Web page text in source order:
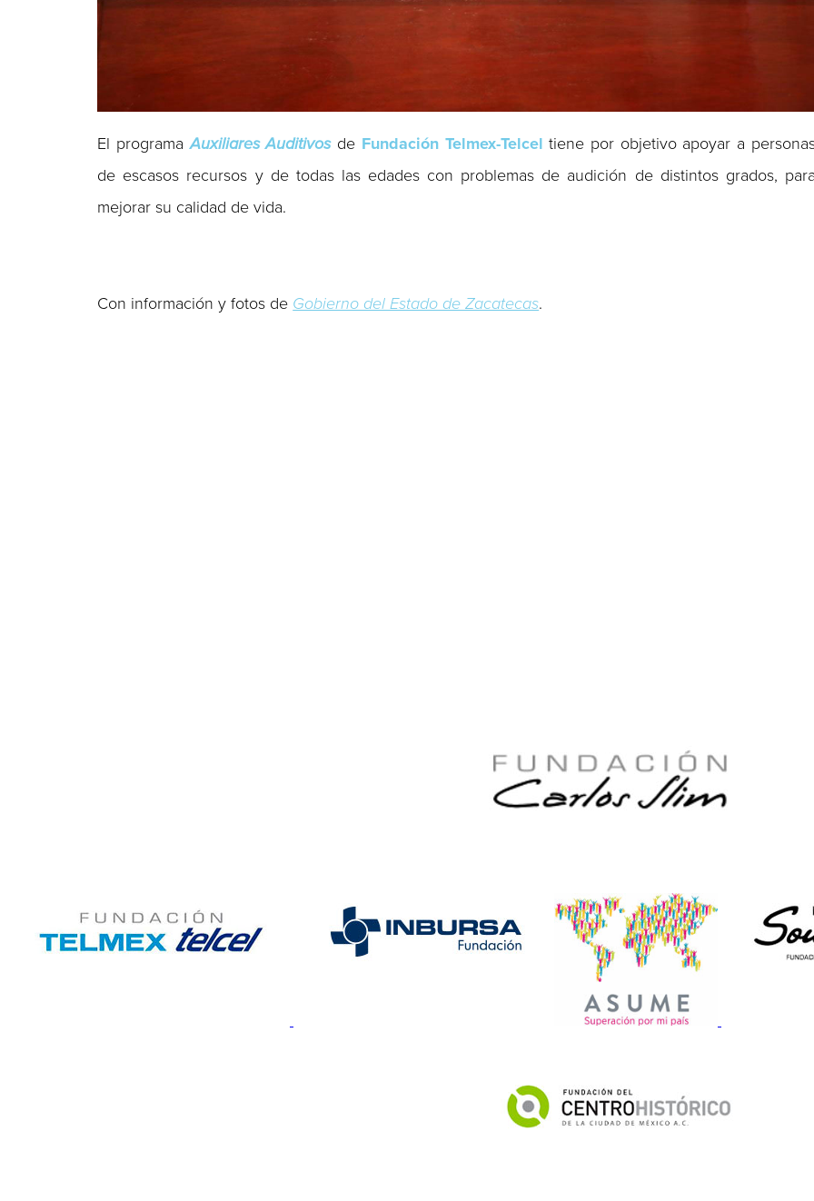
El programaAuxiliares Auditivosde Fundación Telmex-Telcel tiene por objetivo apoyar a
de escasos recursos y de todas las edades con problemas de audición de distintos grados,
mejorar su calidad de vida.
Con información y fotos de Gobierno del Estado de Zacatecas.